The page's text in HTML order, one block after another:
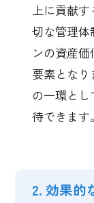
上に貢献
切な管理体
ンの資産
要素とな
の一環と
待できます。
2. 効果的